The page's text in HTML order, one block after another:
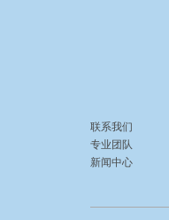
联系我们
专业团队
新闻中心